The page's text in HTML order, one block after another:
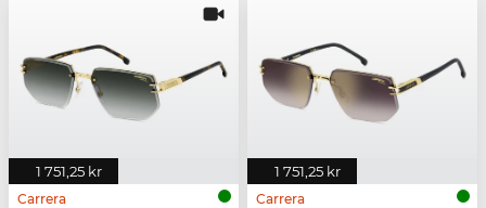
1 751,25 kr
Carrera
1 751,25 kr
Carrera